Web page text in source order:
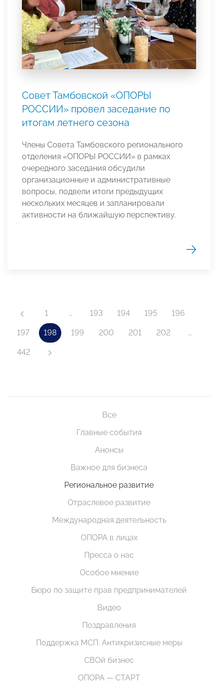
Совет Тамбовской «ОПОРЫ
РОССИИ» провел заседание по
итогам летнего сезона
Члены Совета Тамбовского регионального
отделения «ОПОРЫ РОССИИ» в рамках
очередного заседания обсудили
организационные и административные
вопросы, подвели итоги предыдущих
нескольких месяцев и запланировали
активности на ближайшую перспективу.
1 … 193 194 195 196
197 198 199 200 201 202 …
442
Все
Главные события
Анонсы
Важное для бизнеса
Региональное развитие
Отраслевое развитие
Международная деятельность
ОПОРА в лицах
Пресса о нас
Особое мнение
Бюро по защите прав предпринимателей
Видео
Поздравления
Поддержка МСП. Антикризисные меры
СВОй бизнес
ОПОРА — СТАРТ